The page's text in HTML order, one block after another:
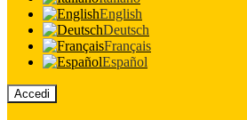
English
Deutsch
Français
Español
Accedi